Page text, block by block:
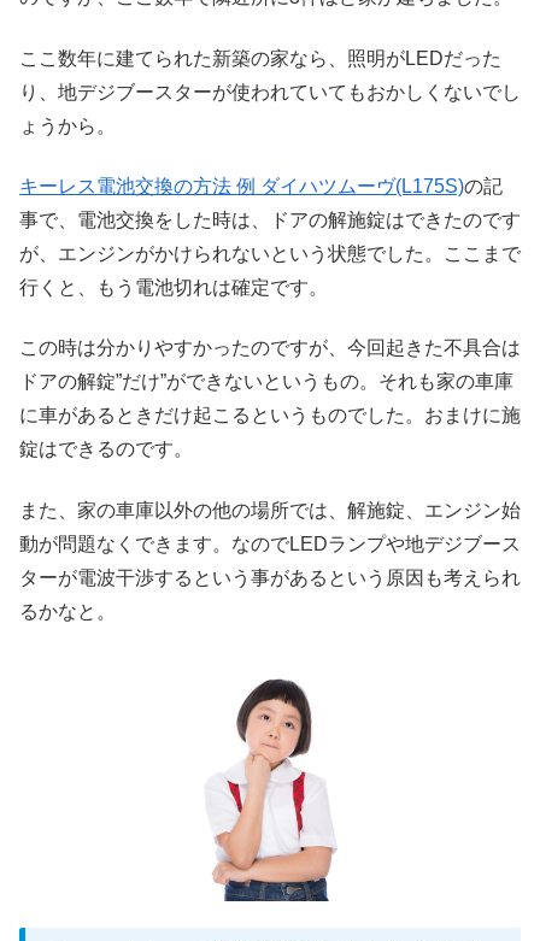
ここ数年に建てられた新築の家なら、照明がLEDだった
り、地デジブースターが使われていてもおかしくないでし
ょうから。
キーレス電池交換の方法 例 ダイハツムーヴ(L175S)の記
事で、電池交換をした時は、
ドアの解施錠はできたのです
が、エンジンがかけられないという状態でした。
ここまで
行くと、もう電池切れは確定です。
この時は分かりやすかったのですが、今回起きた不具合は
ドアの解錠”だけ”ができないというもの。それも家の車庫
に車があるときだけ起こるというものでした。おまけに施
錠はできるのです。
また、家の車庫以外の他の場所では、解施錠、エンジン始
動が問題なくできます。なのでLEDランプや地デジブース
ターが電波干渉するという事がある という原因も考えられ
るかなと。